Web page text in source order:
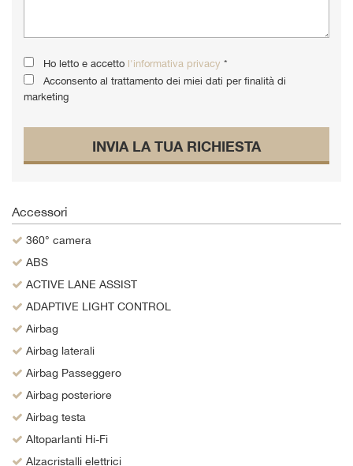
Ho letto e accetto l'informativa privacy *
Acconsento al trattamento dei miei dati per finalità di
marketing
INVIA LA TUA RICHIESTA
Accessori
360° camera
ABS
ACTIVE LANE ASSIST
ADAPTIVE LIGHT CONTROL
Airbag
Airbag laterali
Airbag Passeggero
Airbag posteriore
Airbag testa
Altoparlanti Hi-Fi
Alzacristalli elettrici
Leggi
impostazioni